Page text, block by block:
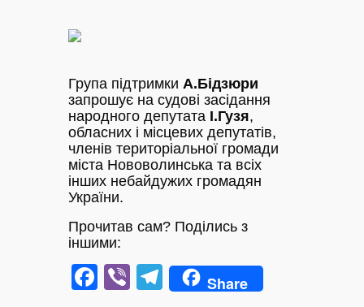
Група підтримки А.Бідзюри
запрошує на судові засідання
народного депутата І.Гузя,
обласних і місцевих депутатів,
членів територіальної громади
міста Нововолинська та всіх
інших небайдужих громадян
України.
Прочитав сам? Поділись з
іншими:
Facebook
ViberTelegram
Share